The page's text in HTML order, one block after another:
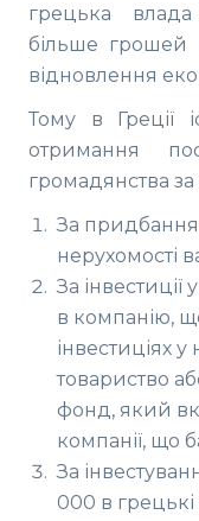
грецька
більше грошей
відновлення
Тому в Греції
отримання
громадянства за
За придбання
нерухомості
За
в компанію,
інвестиціях
товариство
фонд, який
компанії, що
За
000 в грецькі